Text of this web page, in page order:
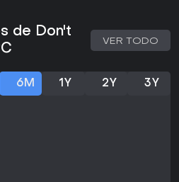
en Steam a finales de 2023 y
de 8 sobre 10 en Metacritic de
Don't Starve Together
incluye pruebas beta activas
y drops regulares de
de Don't
VER TODO
6M 1Y 2Y 3Y